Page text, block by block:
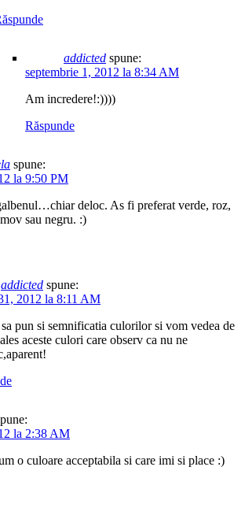
addicted spune:
septembrie 1, 2012 la 8:34 AM
Am incredere!:))))
Răspunde
spune:
la 9:50 PM
deloc. As fi preferat verde, roz,
sau negru. :)
addicted spune:
2012 la 8:11 AM
pun si semnificatia culorilor si vom vedea de
aceste culori care observ ca nu ne
la 2:38 AM
o culoare acceptabila si care imi si place :)